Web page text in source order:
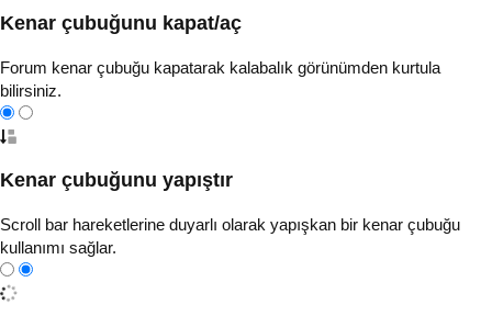
Kenar çubuğunu kapat/aç
Forum kenar çubuğu kapatarak kalabalık görünümden kurtula
bilirsiniz.
Kenar çubuğunu yapıştır
Scroll bar hareketlerine duyarlı olarak yapışkan bir kenar çubuğu
kullanımı sağlar.